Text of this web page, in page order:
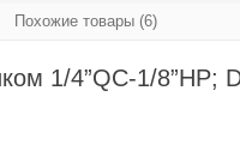
Похожие товары (6)
1/4”QC-1/8”НР;